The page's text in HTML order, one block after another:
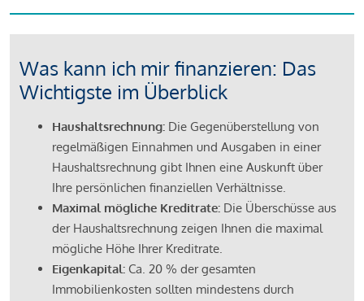
Was kann ich mir finanzieren: Das
Wichtigste im Überblick
Haushaltsrechnung: Die Gegenüberstellung von
regelmäßigen Einnahmen und Ausgaben in einer
Haushaltsrechnung gibt Ihnen eine Auskunft über
Ihre persönlichen finanziellen Verhältnisse.
Maximal mögliche Kreditrate: Die Überschüsse aus
der Haushaltsrechnung zeigen Ihnen die maximal
mögliche Höhe Ihrer Kreditrate.
Eigenkapital: Ca. 20 % der gesamten
Immobilienkosten sollten mindestens durch